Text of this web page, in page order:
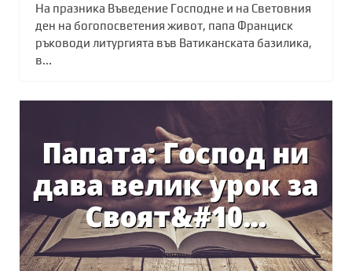
На празника Въведение Господне и на Световния
ден на богопосветения живот, папа Франциск
ръководи литургията във Ватиканската базилика,
в...